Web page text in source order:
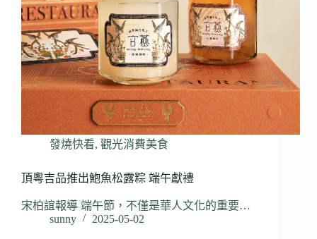
發燒快看, 觀光消費美食
頂粵吉品推出鮑魚松露粽 端午獻禮
宋柏誼報導 端午節，不僅是華人文化的重要…
sunny
2025-05-02